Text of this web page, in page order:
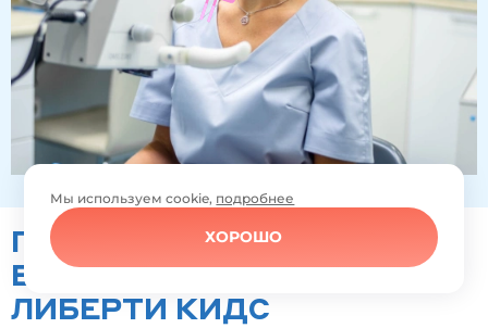
ПОДРОБНЕЕ О ЛЕЧЕНИИ —
В ВИДЕО ОТ ЭКСПЕРТОВ
ЛИБЕРТИ КИДС
Мы используем cookie, подробнее
ХОРОШО